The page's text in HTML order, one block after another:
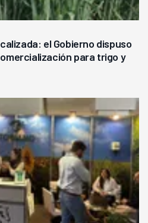
el Gobierno dispuso
para trigo y